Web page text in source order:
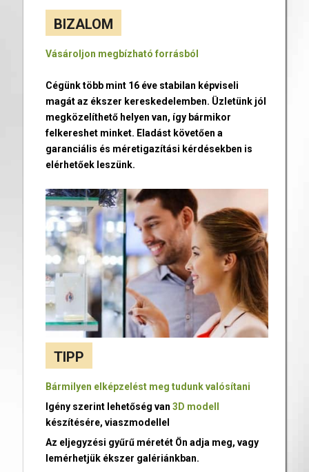
BIZALOM
Vásároljon megbízható forrásból
Cégünk több mint 16 éve stabilan képviseli
magát az ékszer kereskedelemben. Üzletünk jól
megközelíthető helyen van, így bármikor
felkereshet minket. Eladást követően a
garanciális és méretigazítási kérdésekben is
elérhetőek leszünk.
TIPP
Bármilyen elképzelést meg tudunk valósítani
Igény szerint lehetőség van 3D modell
készítésére, viaszmodellel
Az eljegyzési gyűrű méretét Ön adja meg, vagy
lemérhetjük ékszer galériánkban.